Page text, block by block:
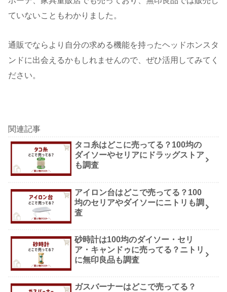
ていないこともわかりました。
通販でならより自分の求める機能を持ったヘッドホンスタ
ンドに出会えるかもしれませんので、ぜひ活用してみてく
ださい。
関連記事
タコ糸はどこに売ってる？100均の
ダイソーやセリアにドラッグストア
も調査
アイロン台はどこで売ってる？100
均のセリアやダイソーにニトリも調
査
砂時計は100均のダイソー・セリ
ア・キャンドゥに売ってる？ニトリ
に無印良品も調査
ガスバーナーはどこで売ってる？